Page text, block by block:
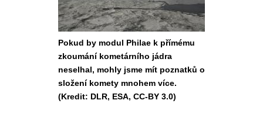
Pokud by modul Philae k přímému
zkoumání kometárního jádra
neselhal, mohly jsme mít poznatků o
složení komety mnohem více.
(Kredit: DLR, ESA, CC-BY 3.0)